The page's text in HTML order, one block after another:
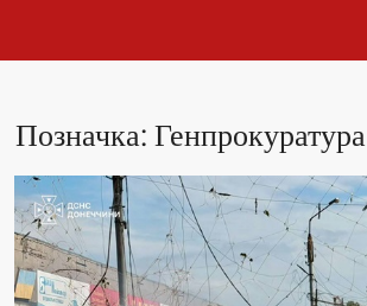
Позначка:Генпрокуратура